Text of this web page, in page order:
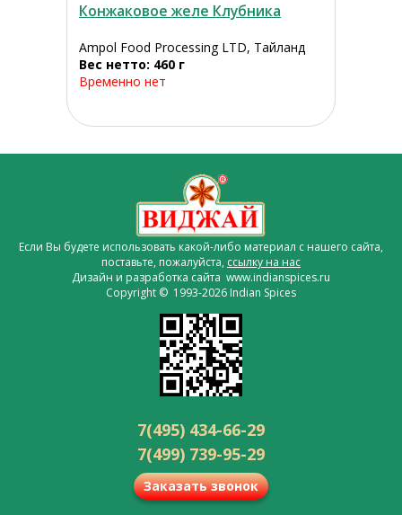
Конжаковое желе Клубника
Ampol Food Processing LTD, Тайланд
Вес нетто: 460 г
Временно нет
Если Вы будете использовать какой-либо материал с нашего сайта,
поставьте, пожалуйста, ссылку на нас
Дизайн и разработка сайта www.indianspices.ru
Copyright © 1993-2026 Indian Spices
7(495) 434-66-29
7(499) 739-95-29
Заказать звонок